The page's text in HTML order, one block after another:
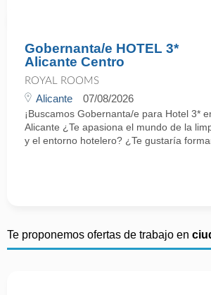
Gobernanta/e HOTEL 3*
Alicante Centro
ROYAL ROOMS
Alicante 07/08/2026
¡Buscamos Gobernanta/e para Hotel 3*
Alicante ¿Te apasiona el mundo de la
y el entorno hotelero? ¿Te gustaría formar
Te proponemos ofertas de trabajo en